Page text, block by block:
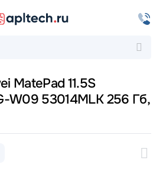
MatePad 11.5S
W09 53014MLK 256 Гб,